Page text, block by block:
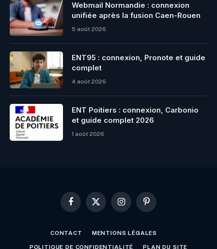
Webmail Normandie : connexion
unifiée après la fusion Caen-Rouen
5 août 2026
ENT95 : connexion, Pronote et guide
complet
4 août 2026
ENT Poitiers : connexion, Carbonio
et guide complet 2026
1 août 2026
Facebook
X
InstagramPinterest
CONTACT MENTIONS LÉGALES
POLITIQUE DE CONFIDENTIALITÉ PLAN DU SITE